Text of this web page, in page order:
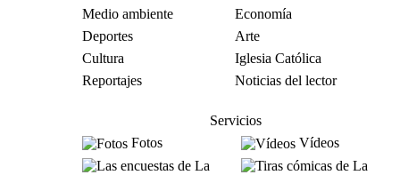
Medio ambiente
Economía
Deportes
Arte
Cultura
Iglesia Católica
Reportajes
Noticias del lector
Servicios
Fotos
Vídeos